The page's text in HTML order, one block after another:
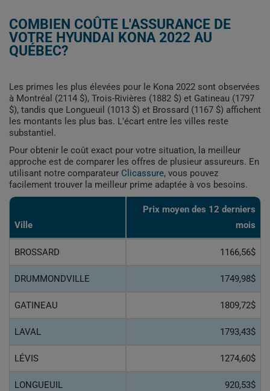
COMBIEN COÛTE L'ASSURANCE DE
VOTRE HYUNDAI KONA 2022 AU
QUÉBEC?
Les primes les plus élevées pour le Kona 2022 sont observées
à Montréal (2114 $), Trois-Rivières (1882 $) et Gatineau (1797
$), tandis que Longueuil (1013 $) et Brossard (1167 $) affichent
les montants les plus bas. L'écart entre les villes reste
substantiel.
Pour obtenir le coût exact pour votre situation, la meilleur
approche est de comparer les offres de plusieur assureurs. En
utilisant notre comparateur Clicassure, vous pouvez
facilement trouver la meilleur prime adaptée à vos besoins.
Ville
Prix ​​moyen des 12 derniers
mois
BROSSARD 1166,56$
DRUMMONDVILLE 1749,98$
GATINEAU 1809,72$
LAVAL 1793,43$
LÉVIS 1274,60$
LONGUEUIL 920,53$